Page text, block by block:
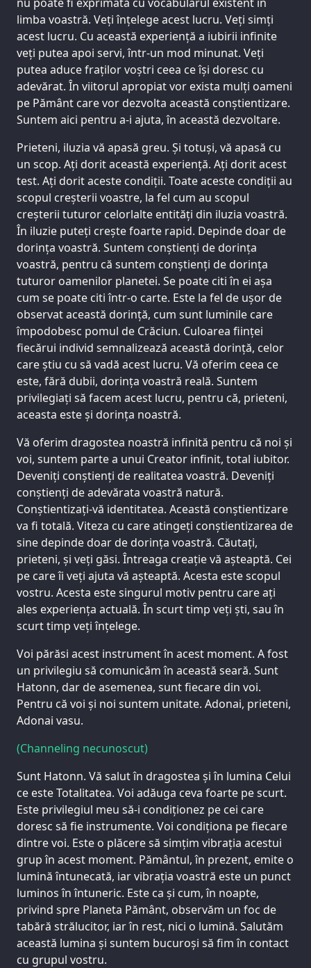
limba voastră. Veți înțelege acest lucru. Veți simți
acest lucru. Cu această experiență a iubirii infinite
veți putea apoi servi, într-un mod minunat. Veți
putea aduce fraților voștri ceea ce își doresc cu
adevărat. În viitorul apropiat vor exista mulți oameni
pe Pământ care vor dezvolta această conștientizare.
Suntem aici pentru a-i ajuta, în această dezvoltare.
Prieteni, iluzia vă apasă greu. Și totuși, vă apasă cu
un scop. Ați dorit această experiență. Ați dorit acest
test. Ați dorit aceste condiții. Toate aceste condiții au
scopul creșterii voastre, la fel cum au scopul
creșterii tuturor celorlalte entități din iluzia voastră.
În iluzie puteți crește foarte rapid. Depinde doar de
dorința voastră. Suntem conștienți de dorința
voastră, pentru că suntem conștienți de dorința
tuturor oamenilor planetei. Se poate citi în ei așa
cum se poate citi într-o carte. Este la fel de ușor de
observat această dorință, cum sunt luminile care
împodobesc pomul de Crăciun. Culoarea ființei
fiecărui individ semnalizează această dorință, celor
care știu cu să vadă acest lucru. Vă oferim ceea ce
este, fără dubii, dorința voastră reală. Suntem
privilegiați să facem acest lucru, pentru că, prieteni,
aceasta este și dorința noastră.
Vă oferim dragostea noastră infinită pentru că noi și
voi, suntem parte a unui Creator infinit, total iubitor.
Deveniți conștienți de realitatea voastră. Deveniți
conștienți de adevărata voastră natură.
Conștientizați-vă identitatea. Această conștientizare
va fi totală. Viteza cu care atingeți conștientizarea de
sine depinde doar de dorința voastră. Căutați,
prieteni, și veți găsi. Întreaga creație vă așteaptă. Cei
pe care îi veți ajuta vă așteaptă. Acesta este scopul
vostru. Acesta este singurul motiv pentru care ați
ales experiența actuală. În scurt timp veți ști, sau în
scurt timp veți înțelege.
Voi părăsi acest instrument în acest moment. A fost
un privilegiu să comunicăm în această seară. Sunt
Hatonn, dar de asemenea, sunt fiecare din voi.
Pentru că voi și noi suntem unitate. Adonai, prieteni,
Adonai vasu.
(Channeling necunoscut)
Sunt Hatonn. Vă salut în dragostea și în lumina Celui
ce este Totalitatea. Voi adăuga ceva foarte pe scurt.
Este privilegiul meu să-i condiționez pe cei care
doresc să fie instrumente. Voi condiționa pe fiecare
dintre voi. Este o plăcere să simțim vibrația acestui
grup în acest moment. Pământul, în prezent, emite o
lumină întunecată, iar vibrația voastră este un punct
luminos în întuneric. Este ca și cum, în noapte,
privind spre Planeta Pământ, observăm un foc de
tabără strălucitor, iar în rest, nici o lumină. Salutăm
această lumina și suntem bucuroși să fim în contact
cu grupul vostru.